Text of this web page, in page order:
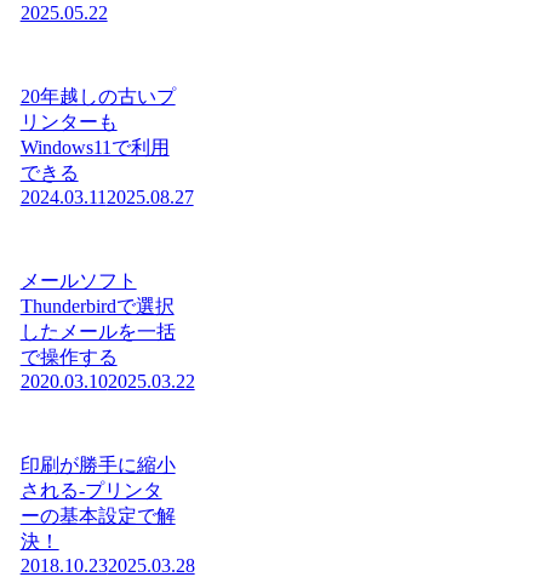
2025.05.22
20年越しの古いプ
リンターも
Windows11で利用
できる
2024.03.11 2025.08.27
メールソフト
Thunderbirdで選択
したメールを一括
で操作する
2020.03.102025.03.22
印刷が勝手に縮小
される-プリンタ
ーの基本設定で解
決！
2018.10.232025.03.28